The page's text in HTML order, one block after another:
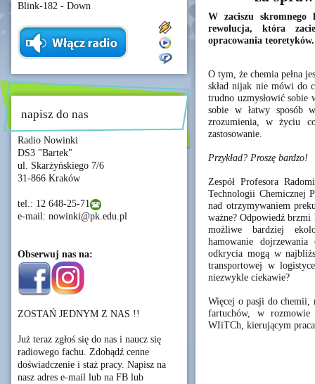
Blink-182 - Down
napisz do nas
Radio Nowinki
DS3 "Bartek"
ul. Skarżyńskiego 7/6
31-866 Kraków
tel.: 12 648-25-71
e-mail: nowinki@pk.edu.pl
Obserwuj nas na:
ZOSTAŃ JEDNYM Z NAS !!
Już teraz zgłoś się do nas i naucz się
radiowego fachu. Zdobądź cenne
doświadczenie i staż pracy. Napisz na
nasz adres e-mail lub na FB lub
W zaciszu skromnego
rewolucja, która
opracowania teoretyków.
O tym, że chemia pełna
skład nijak nie mówi do
trudno uzmysłowić sobie
sobie w łatwy sposób
zrozumienia, w życiu
zastosowanie.
Przykład? Proszę bardzo!
Zespół Profesora
Technologii Chemicznej
nad otrzymywaniem
ważne? Odpowiedź
możliwe bardziej
hamowanie
odkrycia mogą w
transportowej w
niezwykle ciekawie?
Więcej o pasji do chemii,
fartuchów, w rozmowie
WIiTCh, kierującym